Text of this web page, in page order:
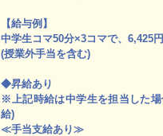
【給与例】
中学生コマ50分×3コマで、6,425円
(授業外手当を含む)
◆昇給あり
※上記時給は中学生を担当した
給)
≪手当支給あり≫